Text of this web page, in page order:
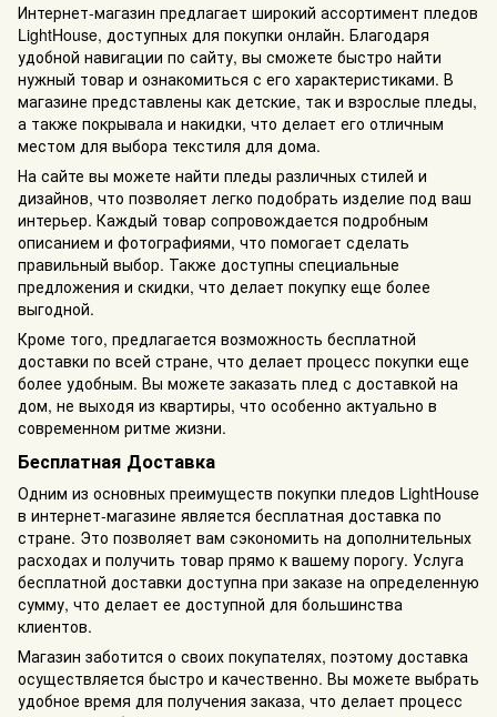
Интернет-магазин предлагает широкий ассортимент пледов
LightHouse, доступных для покупки онлайн. Благодаря
удобной навигации по сайту, вы сможете быстро найти
нужный товар и ознакомиться с его характеристиками. В
магазине представлены как детские, так и взрослые пледы,
а также покрывала и накидки, что делает его отличным
местом для выбора текстиля для дома.
На сайте вы можете найти пледы различных стилей и
дизайнов, что позволяет легко подобрать изделие под ваш
интерьер. Каждый товар сопровождается подробным
описанием и фотографиями, что помогает сделать
правильный выбор. Также доступны специальные
предложения и скидки, что делает покупку еще более
выгодной.
Кроме того, предлагается возможность бесплатной
доставки по всей стране, что делает процесс покупки еще
более удобным. Вы можете заказать плед с доставкой на
дом, не выходя из квартиры, что особенно актуально в
современном ритме жизни.
Бесплатная Доставка
Одним из основных преимуществ покупки пледов LightHouse
в интернет-магазине является бесплатная доставка по
стране. Это позволяет вам сэкономить на дополнительных
расходах и получить товар прямо к вашему порогу. Услуга
бесплатной доставки доступна при заказе на определенную
сумму, что делает ее доступной для большинства
клиентов.
Магазин заботится о своих покупателях, поэтому доставка
осуществляется быстро и качественно. Вы можете выбрать
удобное время для получения заказа, что делает процесс